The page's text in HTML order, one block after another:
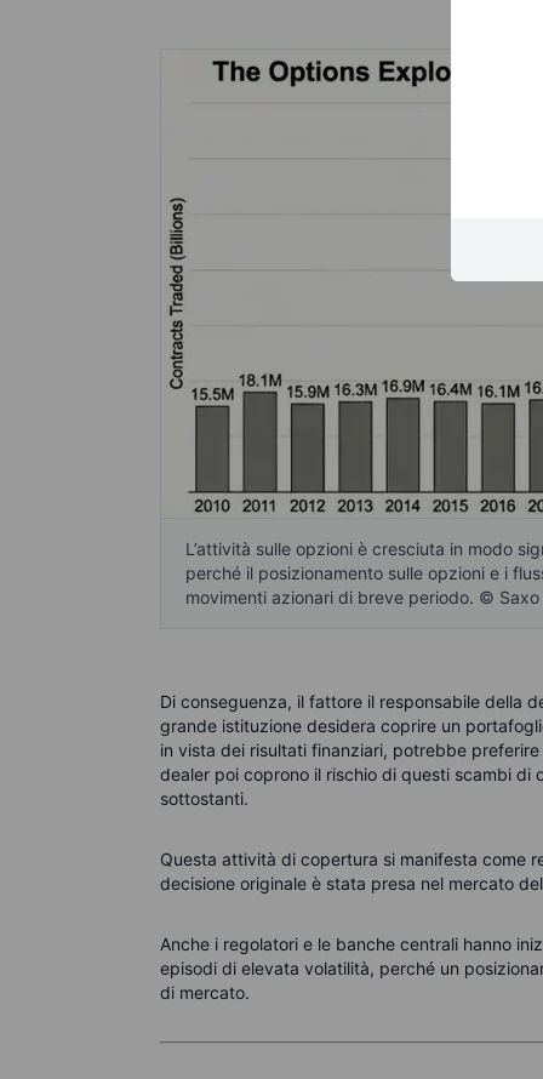
L’attività sulle opzioni è cresciuta in modo
perché il posizionamento sulle opzioni e i
movimenti azionari di breve periodo. ©
Di conseguenza, il fattore il responsabile della
grande istituzione desidera coprire un
in vista dei risultati finanziari, potrebbe
dealer poi coprono il rischio di questi scambi di
sottostanti.
Questa attività di copertura si manifesta come
decisione originale è stata presa nel mercato
Anche i regolatori e le banche centrali hanno
episodi di elevata volatilità, perché un
di mercato.